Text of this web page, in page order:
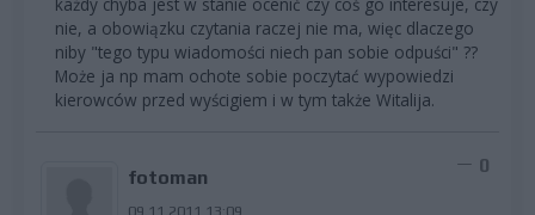
nie, a obowiązku czytania raczej nie ma, więc dlaczego
niby "tego typu wiadomości niech pan sobie odpuści" ??
Może ja np mam ochote sobie poczytać wypowiedzi
kierowców przed wyścigiem i w tym także Witalija.
fotoman
09.11.2011 13:09
0